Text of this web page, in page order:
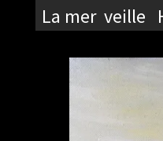
La mer veille